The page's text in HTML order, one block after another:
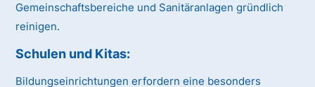
Gemeinschaftsbereiche und Sanitäranlagen gründlich
reinigen.
Schulen und Kitas:
Bildungseinrichtungen erfordern eine besonders